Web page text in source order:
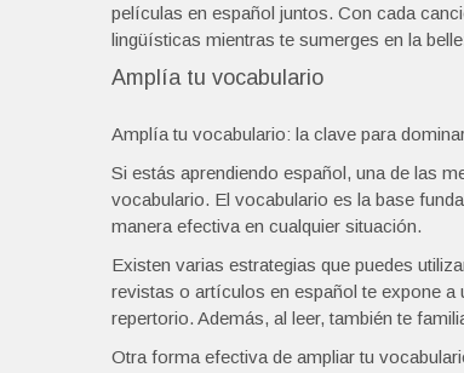
películas en español juntos. Con cada
lingüísticas mientras te sumerges en la
Amplía tu vocabulario
Amplía tu vocabulario: la clave para
Si estás aprendiendo español, una de las
vocabulario. El vocabulario es la base
manera efectiva en cualquier situación.
Existen varias estrategias que puedes
revistas o artículos en español te expone a
repertorio. Además, al leer, también te
Otra forma efectiva de ampliar tu